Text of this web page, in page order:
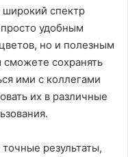
широкий спектр
удобным
но и полезным
сохранять
ими с коллегами
их в различные
результаты,